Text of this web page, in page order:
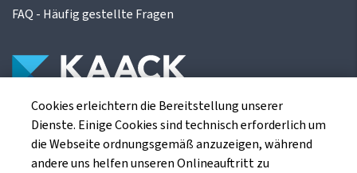
FAQ - Häufig gestellte Fragen
Die Kaack Terminhandel GmbH ist ein
Finanzdienstleistungsinstitut für die europäischen
Agrarterminbörsen.
Cookies erleichtern die Bereitstellung unserer
Dienste. Einige Cookies sind technisch erforderlich um
die Webseite ordnungsgemäß anzuzeigen, während
andere uns helfen unseren Onlineauftritt zu